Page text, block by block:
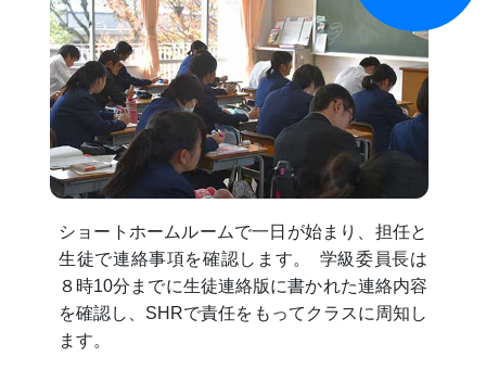
ショートホームルームで一日が始まり、担任と
生徒で連絡事項を確認します。
学級委員長は
８時10分までに生徒連絡版に書かれた連絡内容
を確認し、SHRで責任をもってクラスに周知し
ます。